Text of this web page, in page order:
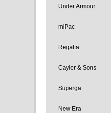
Under Armour
miPac
Regatta
Cayler & Sons
Superga
New Era